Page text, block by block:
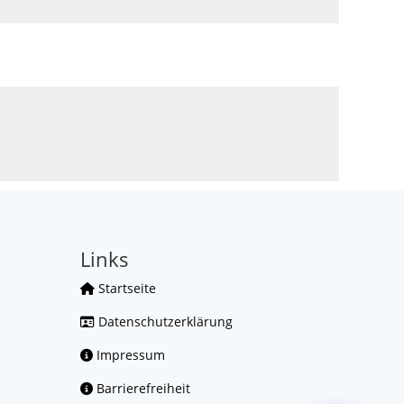
Links
Startseite
Datenschutzerklärung
Impressum
Barrierefreiheit